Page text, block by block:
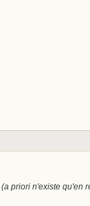
(a priori n'existe qu'en